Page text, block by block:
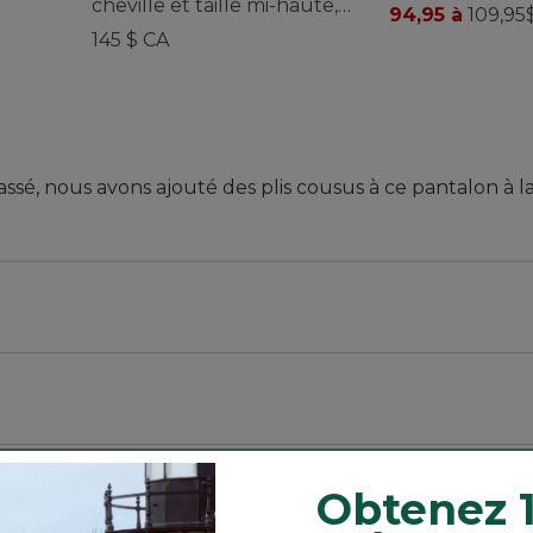
cheville et taille mi-haute,
en mélange de coton,
collection Sunwashed,
145 $ CA
True Shape,
94,95 à
nous avons ajouté des plis cousus à ce pantalon à
élasthanne à 2 %.
Obtenez